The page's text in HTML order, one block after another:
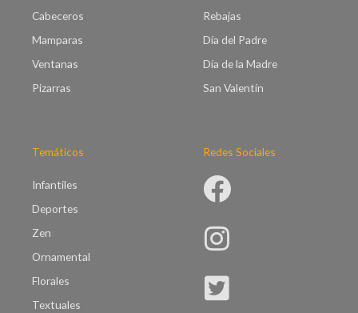
Cabeceros
Mamparas
Ventanas
Pizarras
Rebajas
Día del Padre
Día de la Madre
San Valentín
Temáticos
Infantiles
Deportes
Zen
Ornamental
Florales
Textuales
Redes Sociales